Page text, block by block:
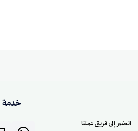
انضم إلى فريق عملنا
خدمة